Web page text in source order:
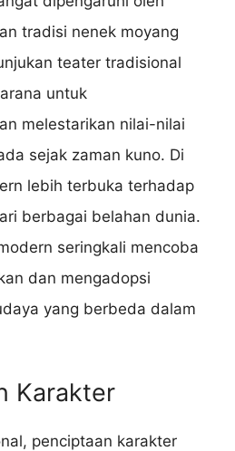
tradisi nenek moyang
teater tradisional
untuk
melestarikan nilai-nilai
sejak zaman kuno. Di
lebih terbuka terhadap
berbagai belahan dunia.
seringkali mencoba
dan mengadopsi
yang berbeda dalam
Karakter
penciptaan karakter